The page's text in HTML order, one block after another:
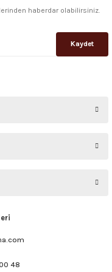
haberdar olabilirsiniz.
Kaydet
48